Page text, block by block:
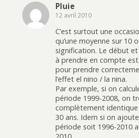
Pluie
12 avril 2010
C’est surtout une
qu’une moyenne sur 10
signification. Le début
à prendre en compte
pour prendre
l’effet el nino / la nina.
Par exemple, si on
période 1999-2008, on
complètement
30 ans. Idem si on
période soit 1996-2010